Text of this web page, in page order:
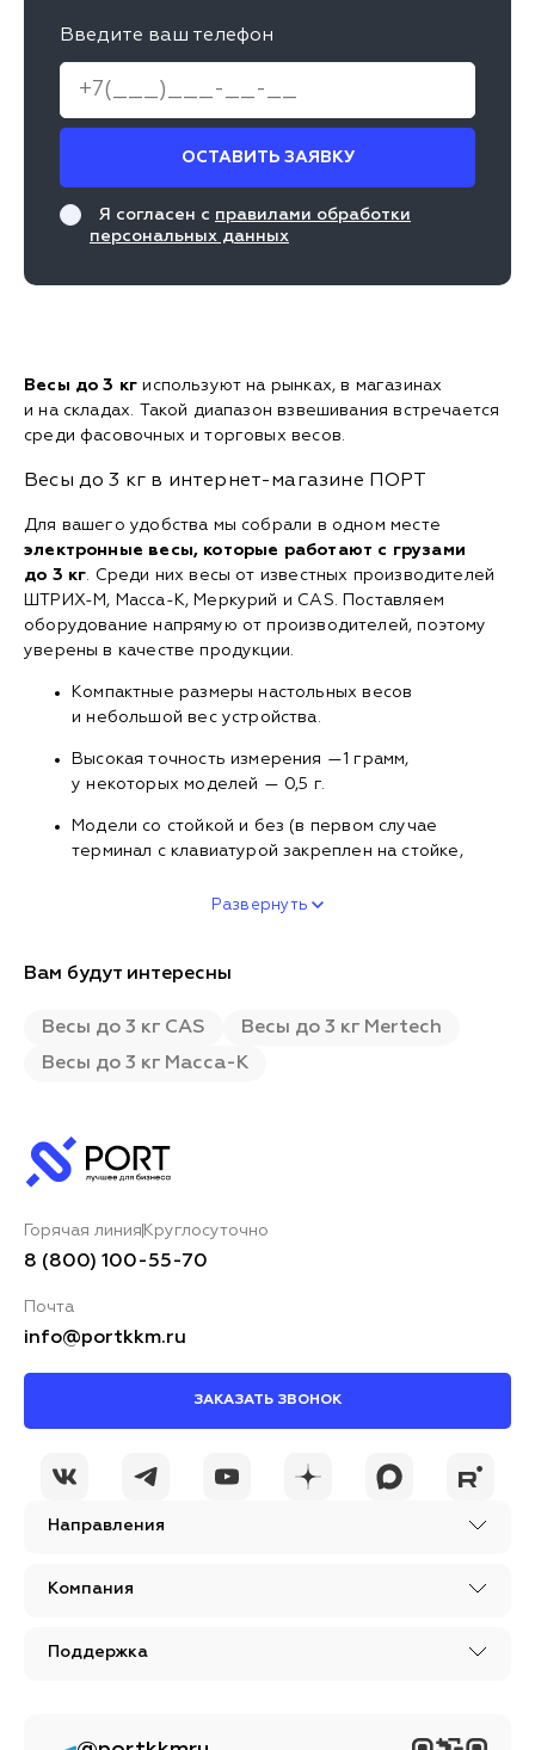
Введите ваш телефон
ОСТАВИТЬ ЗАЯВКУ
Я согласен с правилами обработки
персональных данных
Весы до 3 кг используют на рынках, в магазинах
и на складах. Такой диапазон взвешивания встречается
среди фасовочных и торговых весов.
Весы до 3 кг в интернет-магазине ПОРТ
Для вашего удобства мы собрали в одном месте
электронные весы, которые работают с грузами
до 3 кг. Среди них весы от известных производителей
ШТРИХ-М, Масса-К, Меркурий и CAS. Поставляем
оборудование напрямую от производителей, поэтому
уверены в качестве продукции.
Компактные размеры настольных весов
и небольшой вес устройства.
Высокая точность измерения —1 грамм,
у некоторых моделей — 0,5 г.
Модели со стойкой и без (в первом случае
терминал с клавиатурой закреплен на стойке,
Развернуть
Вам будут интересны
Весы до 3 кг CAS
Весы до 3 кг Mertech
Весы до 3 кг Масса-К
Направления
Компания
Поддержка
Горячая линия Круглосуточно
8 (800) 100-55-70
Почта
info@portkkm.ru
ЗАКАЗАТЬ ЗВОНОК